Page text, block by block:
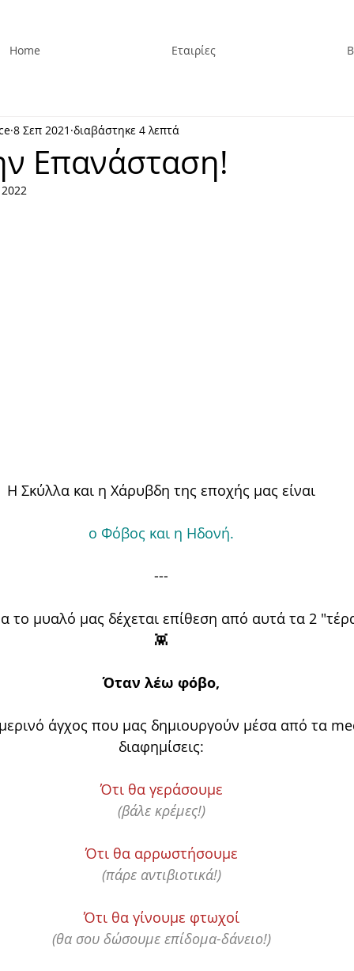
Home Εταιρίες
Επανάσταση!
8 Σεπ 2021 διαβάστηκε 4 λεπτά
Η Σκύλλα και η Χάρυβδη της εποχής μας είναι
o Φόβος και η Ηδονή.
---
το μυαλό μας δέχεται επίθεση από αυτά τα 2
👾
Όταν λέω φόβο,
άγχος που μας δημιουργούν μέσα από τα
διαφημίσεις:
Ότι θα γεράσουμε
(βάλε κρέμες!)
Ότι θα αρρωστήσουμε
(πάρε αντιβιοτικά!)
Ότι θα γίνουμε φτωχοί
(θα σου δώσουμε επίδομα-δάνειο!)